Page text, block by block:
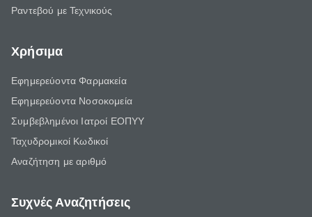
Ραντεβού με Τεχνικούς
Χρήσιμα
Εφημερεύοντα Φαρμακεία
Εφημερεύοντα Νοσοκομεία
Συμβεβλημένοι Ιατροί ΕΟΠΥΥ
Ταχυδρομικοί Κωδικοί
Αναζήτηση με αριθμό
Συχνές Αναζητήσεις